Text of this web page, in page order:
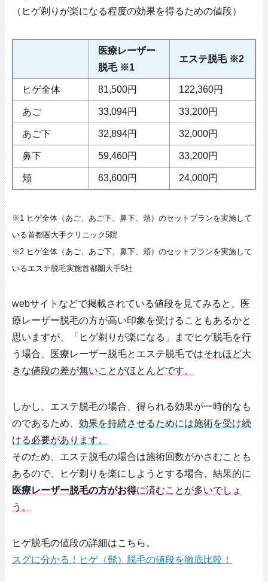
（ヒゲ剃りが楽になる程度の効果を得るための値段）
医療レーザー
脱毛 ※1
エステ脱毛 ※2
ヒゲ全体 81,500円 122,360円
あご 33,094円 33,200円
あご下 32,894円 32,000円
鼻下 59,460円 33,200円
頬 63,600円 24,000円
※1 ヒゲ全体（あご、あご下、鼻下、頬）のセットプランを実施して
いる首都圏大手クリニック5院
※2 ヒゲ全体（あご、あご下、鼻下、頬）のセットプランを実施して
いるエステ脱毛実施首都圏大手5社
webサイトなどで掲載されている値段を見てみると、医
療レーザー脱毛の方が高い印象を受けることもあるかと
思いますが、「ヒゲ剃りが楽になる」までヒゲ脱毛を行
う場合、医療レーザー脱毛とエステ脱毛ではそれほど大
きな値段の差が無いことがほとんどです。
しかし、エステ脱毛の場合、得られる効果が一時的なも
のであるため、 効果を持続させるためには施術を受け続
ける必要があります。
そのため、エステ脱毛の場合は施術回数がかさむことも
あるので、ヒゲ剃りを楽にしようとする場合、結果的に
医療レーザー脱毛の方がお得に済むことが多いでしょ
う。
ヒゲ脱毛の値段の詳細はこちら。
スグに分かる！ヒゲ（髭）脱毛の値段を徹底比較！